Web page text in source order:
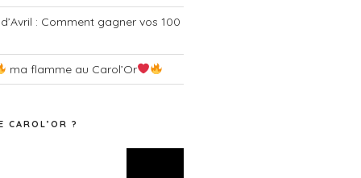
: Comment gagner vos 100
ma flamme au Carol’Or
CAROL’OR ?